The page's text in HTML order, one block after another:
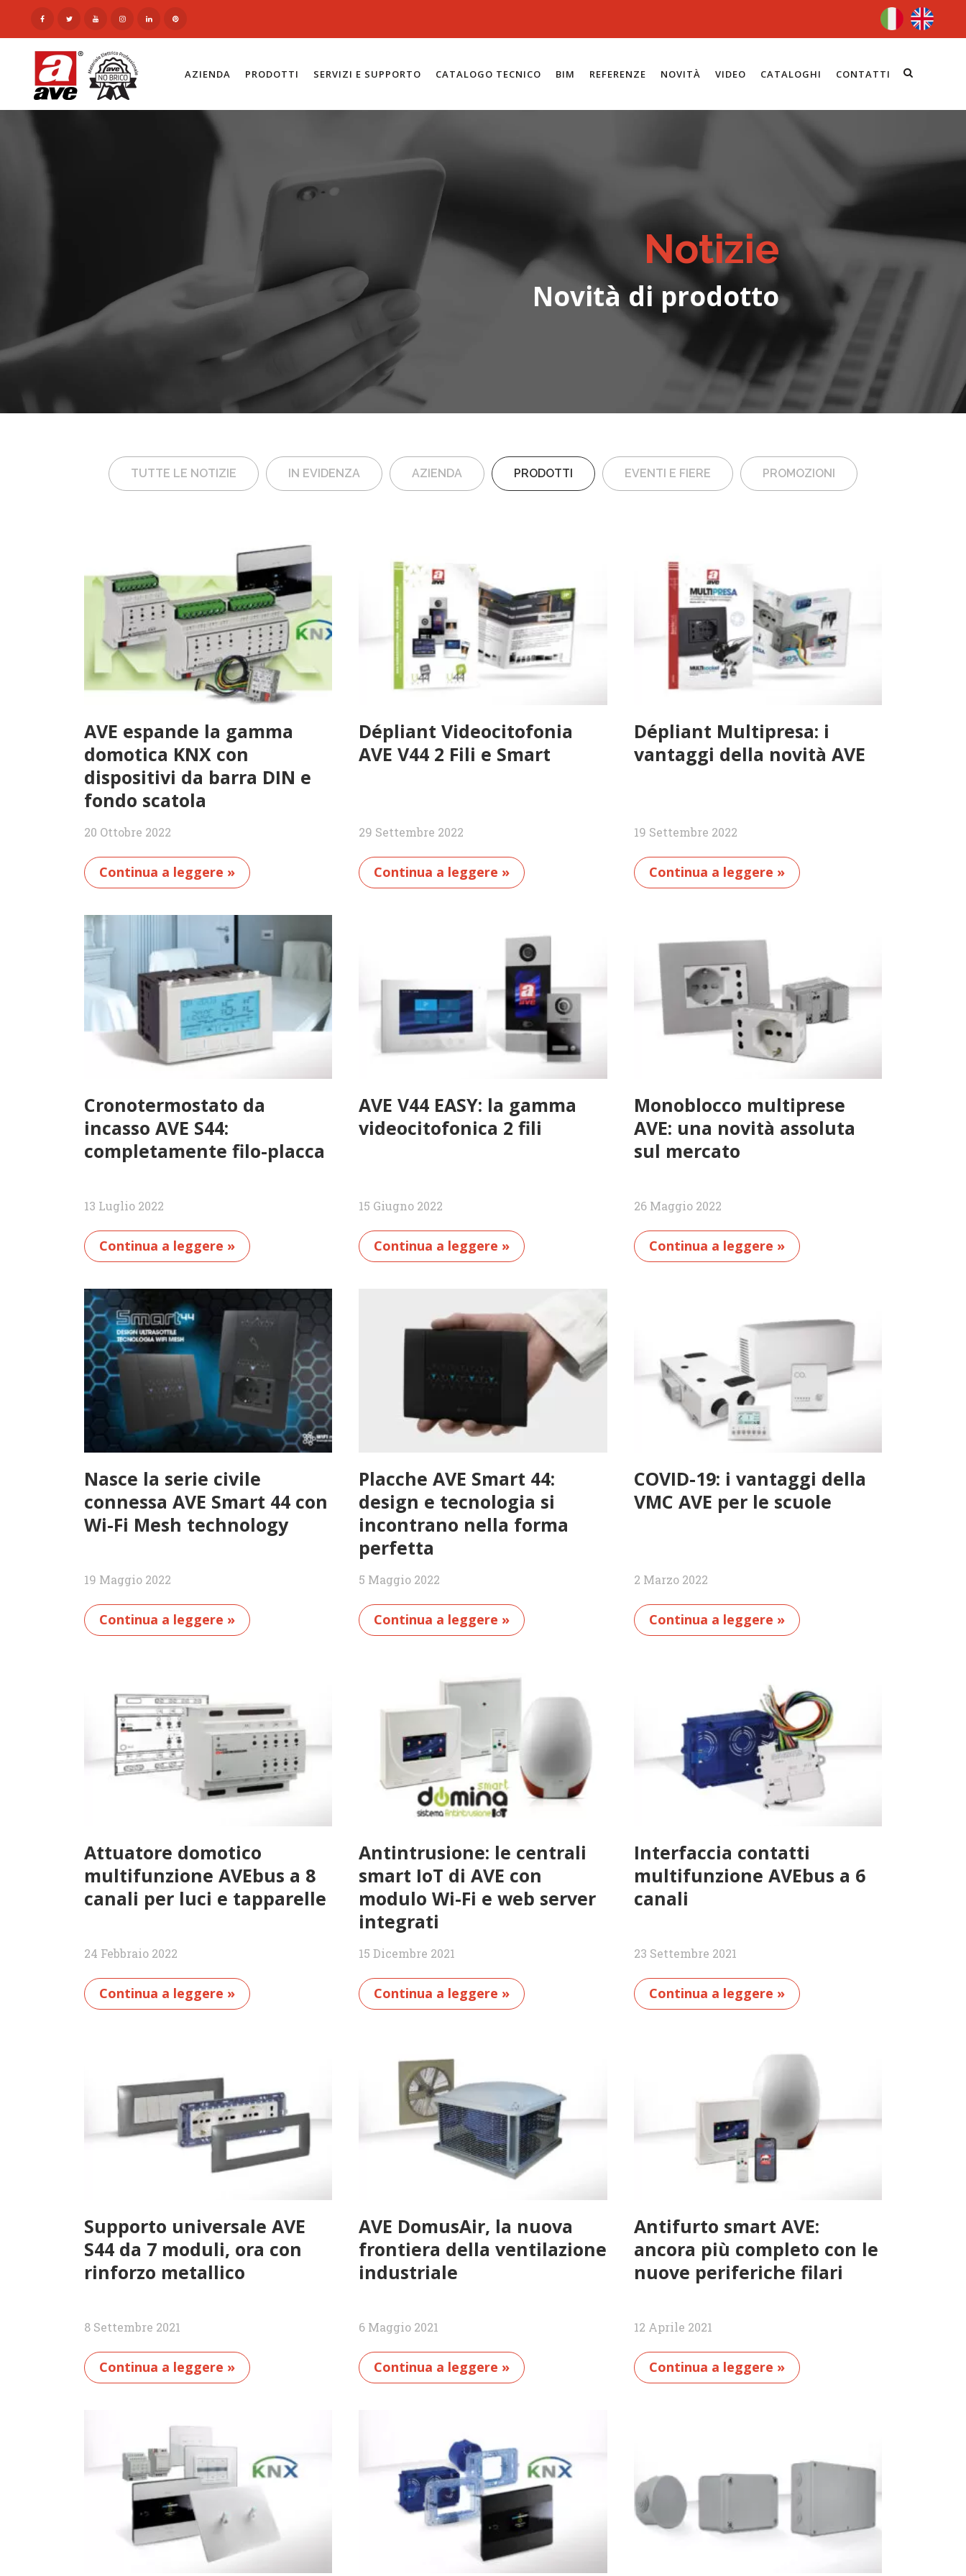
AZIENDA PRODOTTI SERVIZI E SUPPORTO CATALOGO TECNICO BIM REFERENZE NOVITÀ VIDEO CATALOGHI CONTATTI
Notizie
Novità di prodotto
TUTTE LE NOTIZIE IN EVIDENZA AZIENDA PRODOTTI EVENTI E FIERE PROMOZIONI
AVE espande la gamma
domotica KNX con
dispositivi da barra DIN e
fondo scatola
20 Ottobre 2022
Continua a leggere »
Dépliant Videocitofonia
AVE V44 2 Fili e Smart
29 Settembre 2022
Continua a leggere »
Dépliant Multipresa: i
vantaggi della novità AVE
19 Settembre 2022
Continua a leggere »
Cronotermostato da
incasso AVE S44:
completamente filo-placca
13 Luglio 2022
Continua a leggere »
AVE V44 EASY: la gamma
videocitofonica 2 fili
15 Giugno 2022
Continua a leggere »
Monoblocco multiprese
AVE: una novità assoluta
sul mercato
26 Maggio 2022
Continua a leggere »
Nasce la serie civile
connessa AVE Smart 44 con
Wi-Fi Mesh technology
19 Maggio 2022
Continua a leggere »
Placche AVE Smart 44:
design e tecnologia si
incontrano nella forma
perfetta
5 Maggio 2022
Continua a leggere »
COVID-19: i vantaggi della
VMC AVE per le scuole
2 Marzo 2022
Continua a leggere »
Attuatore domotico
multifunzione AVEbus a 8
canali per luci e tapparelle
24 Febbraio 2022
Continua a leggere »
Antintrusione: le centrali
smart IoT di AVE con
modulo Wi-Fi e web server
integrati
15 Dicembre 2021
Continua a leggere »
Interfaccia contatti
multifunzione AVEbus a 6
canali
23 Settembre 2021
Continua a leggere »
Supporto universale AVE
S44 da 7 moduli, ora con
rinforzo metallico
8 Settembre 2021
Continua a leggere »
AVE DomusAir, la nuova
frontiera della ventilazione
industriale
6 Maggio 2021
Continua a leggere »
Antifurto smart AVE:
ancora più completo con le
nuove periferiche filari
12 Aprile 2021
Continua a leggere »